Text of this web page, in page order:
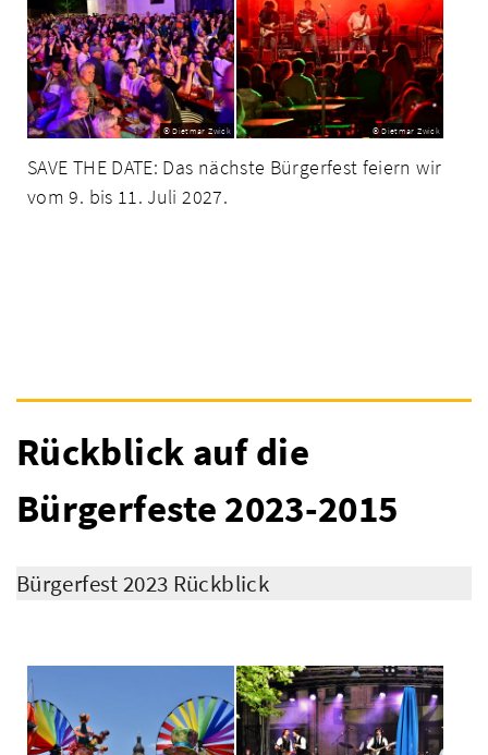
© Dietmar Zwick © Dietmar Zwick
SAVE THE DATE: Das nächste Bürgerfest feiern wir
vom 9. bis 11. Juli 2027.
Rückblick auf die
Bürgerfeste 2023-2015
Bürgerfest 2023 Rückblick